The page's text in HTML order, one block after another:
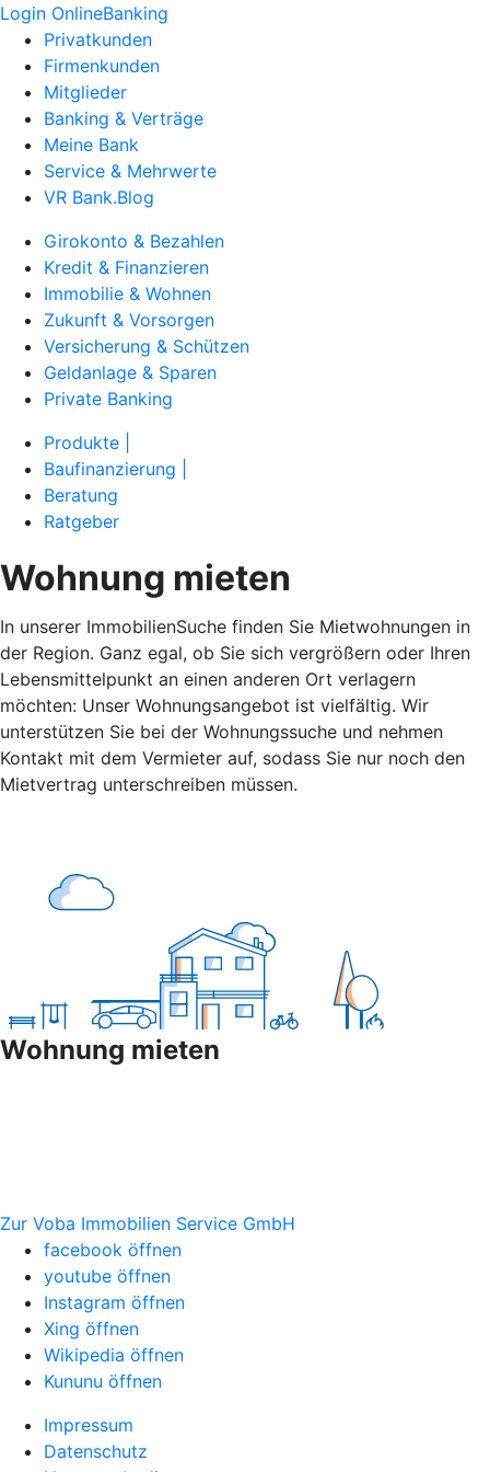
Login OnlineBanking
Privatkunden
Firmenkunden
Mitglieder
Banking & Verträge
Meine Bank
Service & Mehrwerte
VR Bank.Blog
Girokonto & Bezahlen
Kredit & Finanzieren
Immobilie & Wohnen
Zukunft & Vorsorgen
Versicherung & Schützen
Geldanlage & Sparen
Private Banking
Produkte |
Baufinanzierung |
Beratung
Ratgeber
Wohnung mieten
In unserer ImmobilienSuche finden Sie Mietwohnungen in
der Region. Ganz egal, ob Sie sich vergrößern oder Ihren
Lebensmittelpunkt an einen anderen Ort verlagern
möchten: Unser Wohnungsangebot ist vielfältig. Wir
unterstützen Sie bei der Wohnungssuche und nehmen
Kontakt mit dem Vermieter auf, sodass Sie nur noch den
Mietvertrag unterschreiben müssen.
Wohnung mieten
Zur Voba Immobilien Service GmbH
facebook öffnen
youtube öffnen
Instagram öffnen
Xing öffnen
Wikipedia öffnen
Kununu öffnen
Impressum
Datenschutz